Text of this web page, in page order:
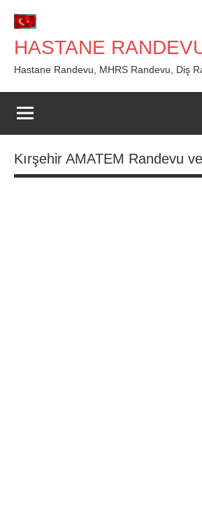
geç
HASTANE
Hastane Randevu, MHRS Randevu, Diş
Kırşehir AMATEM Randevu